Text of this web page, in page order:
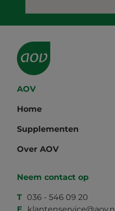
AOV
Home
Supplementen
Over AOV
Neem contact op
T 036 - 546 09 20